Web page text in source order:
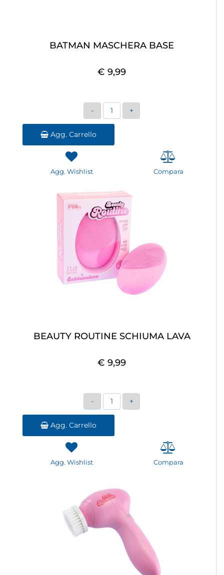
BATMAN MASCHERA BASE
€ 9,99
Quantità
Agg. Carrello
Agg. Wishlist Compara
BEAUTY ROUTINE SCHIUMA LAVA
€ 9,99
Quantità
Agg. Carrello
Agg. Wishlist Compara